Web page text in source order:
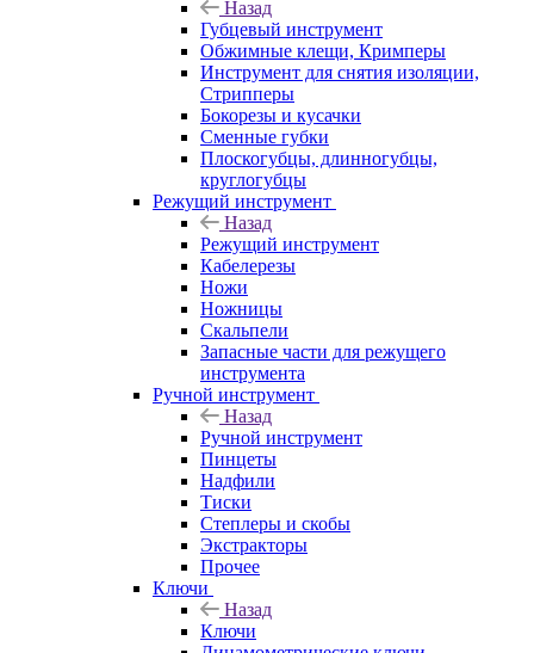
Назад
Губцевый инструмент
Обжимные клещи, Кримперы
Инструмент для снятия изоляции,
Стрипперы
Бокорезы и кусачки
Сменные губки
Плоскогубцы, длинногубцы,
круглогубцы
Режущий инструмент
Назад
Режущий инструмент
Кабелерезы
Ножи
Ножницы
Скальпели
Запасные части для режущего
инструмента
Ручной инструмент
Назад
Ручной инструмент
Пинцеты
Надфили
Тиски
Степлеры и скобы
Экстракторы
Прочее
Ключи
Назад
Ключи